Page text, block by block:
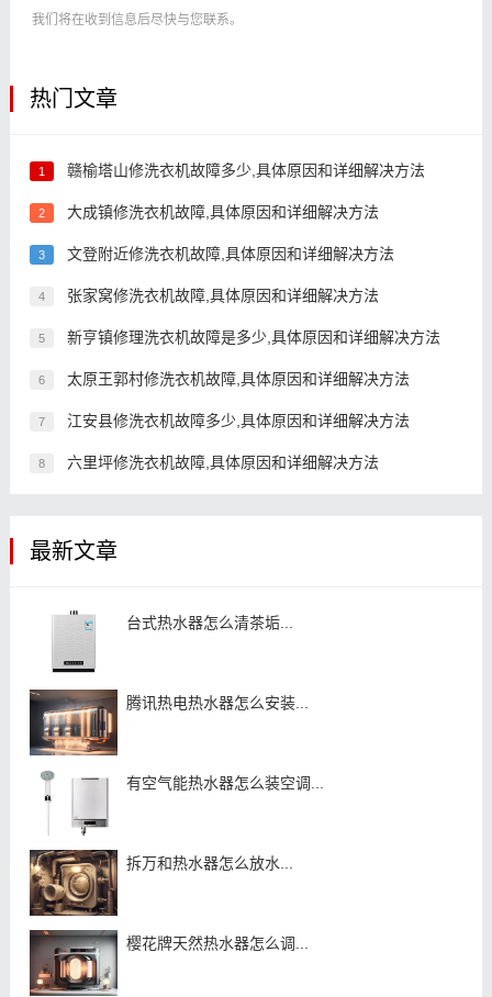
我们将在收到信息后尽快与您联系。
热门文章
1 赣榆塔山修洗衣机故障多少,具体原因和详细解决方法
2 大成镇修洗衣机故障,具体原因和详细解决方法
3 文登附近修洗衣机故障,具体原因和详细解决方法
4 张家窝修洗衣机故障,具体原因和详细解决方法
5 新亨镇修理洗衣机故障是多少,具体原因和详细解决方法
6 太原王郭村修洗衣机故障,具体原因和详细解决方法
7 江安县修洗衣机故障多少,具体原因和详细解决方法
8 六里坪修洗衣机故障,具体原因和详细解决方法
最新文章
台式热水器怎么清茶垢...
腾讯热电热水器怎么安装...
有空气能热水器怎么装空调...
拆万和热水器怎么放水...
樱花牌天然热水器怎么调...